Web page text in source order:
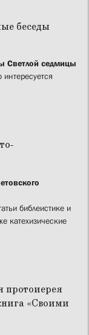
Светлой седмицы
библеистике и
катехизические